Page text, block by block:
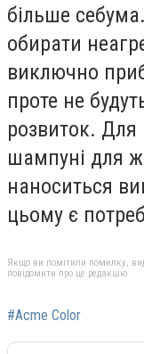
більше
обирати
виключно
проте не
розвиток. Для
шампуні для
наноситься
цьому є
Якщо ви помітили помилку,
повідомити про це редакцію
#Acme Color